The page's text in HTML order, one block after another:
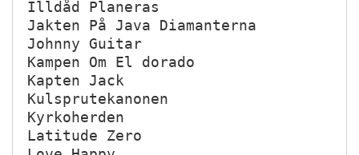
Illdåd Planeras
Jakten På Java Diamanterna
Johnny Guitar
Kampen Om El dorado
Kapten Jack
Kulsprutekanonen
Kyrkoherden
Latitude Zero